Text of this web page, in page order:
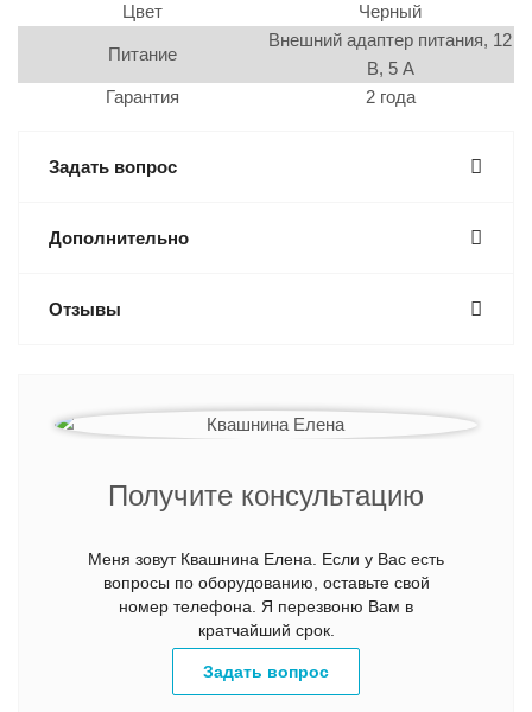
Цвет
Черный
Питание
Внешний адаптер питания, 12
В, 5 А
Гарантия
2 года
Задать вопрос
Дополнительно
Отзывы
Получите консультацию
Меня зовут Квашнина Елена. Если у Вас есть
вопросы по оборудованию, оставьте свой
номер телефона. Я перезвоню Вам в
кратчайший срок.
Задать вопрос